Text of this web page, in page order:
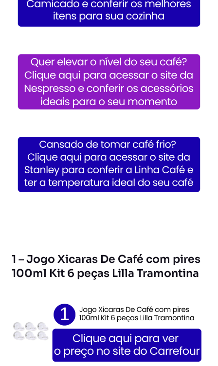
1 – Jogo Xicaras De Café com pires
100ml Kit 6 peças Lilla Tramontina